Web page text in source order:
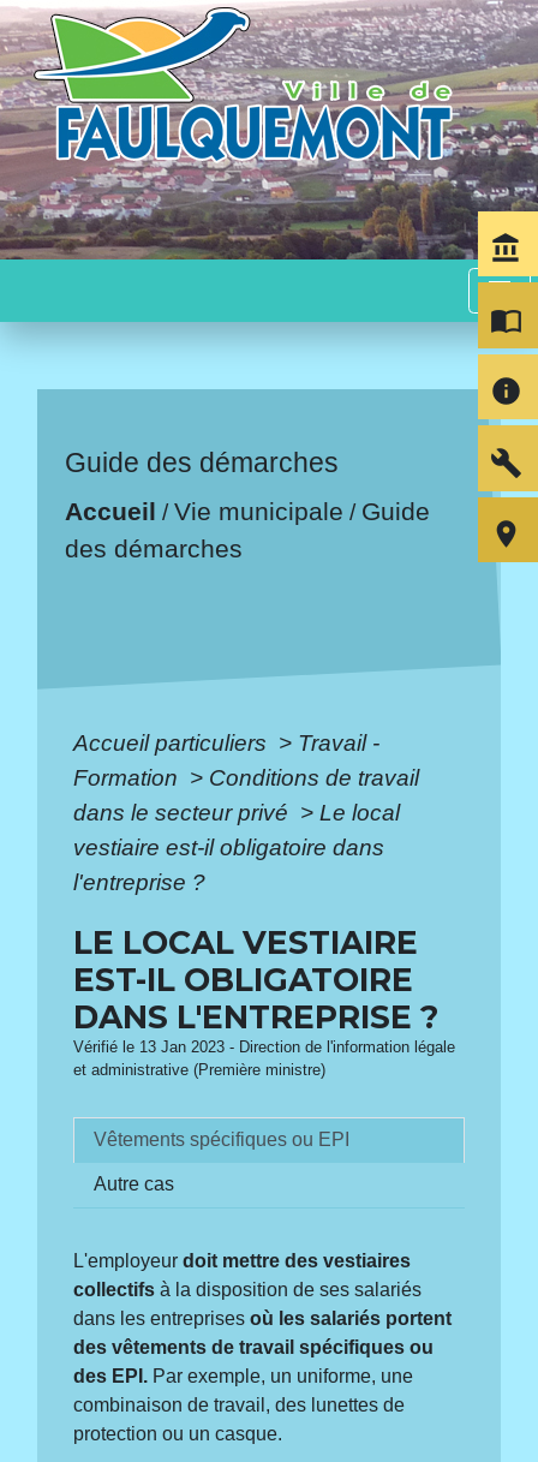
menu
Guide des démarches
Accueil /Vie municipale / Guide
des démarches
Accueil particuliers > Travail -
Formation > Conditions de travail
dans le secteur privé > Le local
vestiaire est-il obligatoire dans
l'entreprise ?
LE LOCAL VESTIAIRE
EST-IL OBLIGATOIRE
DANS L'ENTREPRISE ?
Vérifié le 13 Jan 2023 - Direction de l'information légale
et administrative (Première ministre)
Vêtements spécifiques ou EPI
Autre cas
L'employeur doit mettre des vestiaires
collectifs à la disposition de ses salariés
dans les entreprisesoù les salariés portent
des vêtements de travail spécifiques ou
des EPI. Par exemple, un uniforme, une
combinaison de travail, des lunettes de
protection ou un casque.
account_balance
import_contacts
info
build
room